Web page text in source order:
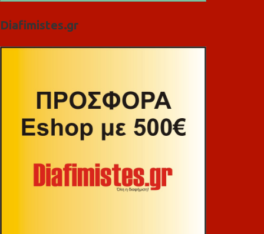
Diafimistes.gr